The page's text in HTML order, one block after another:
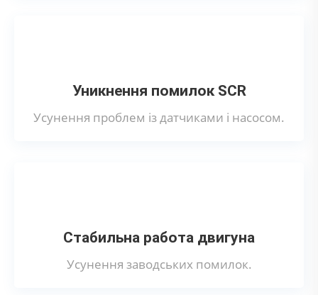
Уникнення помилок SCR
Усунення проблем із датчиками і насосом.
Стабильна работа двигуна
Усунення заводських помилок.